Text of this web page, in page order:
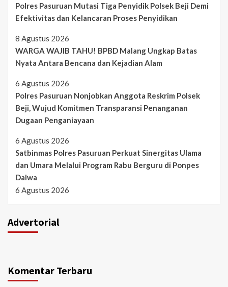
Polres Pasuruan Mutasi Tiga Penyidik Polsek Beji Demi
Efektivitas dan Kelancaran Proses Penyidikan
8 Agustus 2026
WARGA WAJIB TAHU! BPBD Malang Ungkap Batas
Nyata Antara Bencana dan Kejadian Alam
6 Agustus 2026
Polres Pasuruan Nonjobkan Anggota Reskrim Polsek
Beji, Wujud Komitmen Transparansi Penanganan
Dugaan Penganiayaan
6 Agustus 2026
Satbinmas Polres Pasuruan Perkuat Sinergitas Ulama
dan Umara Melalui Program Rabu Berguru di Ponpes
Dalwa
6 Agustus 2026
Advertorial
Komentar Terbaru